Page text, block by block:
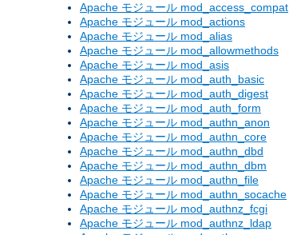
Apache モジュール mod_access_compat
Apache モジュール mod_actions
Apache モジュール mod_alias
Apache モジュール mod_allowmethods
Apache モジュール mod_asis
Apache モジュール mod_auth_basic
Apache モジュール mod_auth_digest
Apache モジュール mod_auth_form
Apache モジュール mod_authn_anon
Apache モジュール mod_authn_core
Apache モジュール mod_authn_dbd
Apache モジュール mod_authn_dbm
Apache モジュール mod_authn_file
Apache モジュール mod_authn_socache
Apache モジュール mod_authnz_fcgi
Apache モジュール mod_authnz_ldap